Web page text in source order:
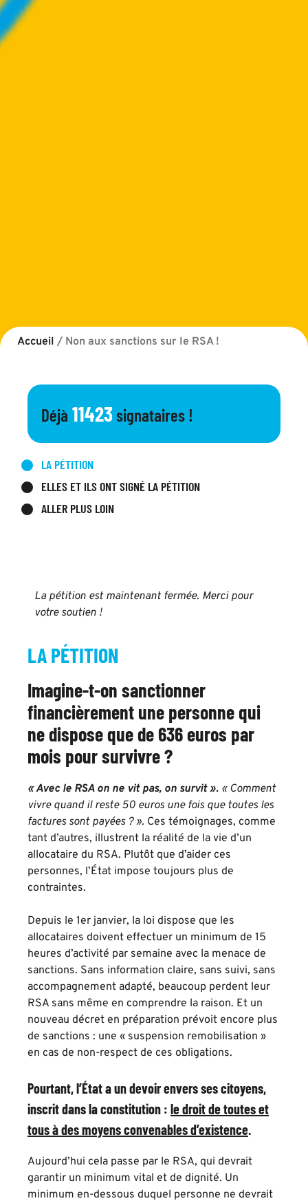
Accueil / Non aux sanctions sur le RSA !
Déjà 11423signataires !
LA PÉTITION
ELLES ET ILS ONT SIGNÉ LA PÉTITION
ALLER PLUS LOIN
La pétition est maintenant fermée. Merci pour
votre soutien !
LA PÉTITION
Imagine-t-on sanctionner
financièrement une personne qui
ne dispose que de 636 euros par
mois pour survivre ?
« Avec le RSA on ne vit pas, on survit ». « Comment
vivre quand il reste 50 euros une fois que toutes les
factures sont payées ? ». Ces témoignages, comme
tant d’autres, illustrent la réalité de la vie d’un
allocataire du RSA. Plutôt que d’aider ces
personnes, l’État impose toujours plus de
contraintes.
Depuis le 1er janvier, la loi dispose que les
allocataires doivent effectuer un minimum de 15
heures d’activité par semaine avec la menace de
sanctions. Sans information claire, sans suivi, sans
accompagnement adapté, beaucoup perdent leur
RSA sans même en comprendre la raison. Et un
nouveau décret en préparation prévoit encore plus
de sanctions : une « suspension remobilisation »
en cas de non-respect de ces obligations.
Pourtant, l’État a un devoir envers ses citoyens,
inscrit dans la constitution : le droit de toutes et
tous à des moyens convenables d’existence.
Aujourd’hui cela passe par le RSA, qui devrait
garantir un minimum vital et de dignité. Un
minimum en-dessous duquel personne ne devrait